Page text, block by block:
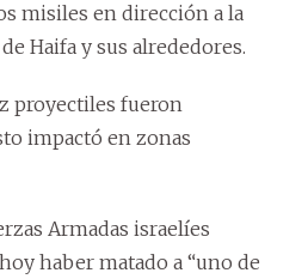
misiles en dirección a la
Haifa y sus alrededores.
proyectiles fueron
impactó en zonas
Armadas israelíes
haber matado a “uno de